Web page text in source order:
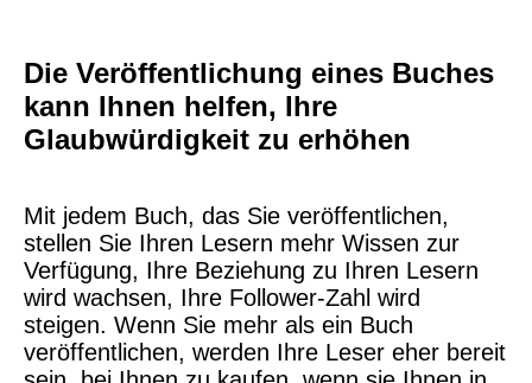
Die Veröffentlichung eines Buches
kann Ihnen helfen, Ihre
Glaubwürdigkeit zu erhöhen
Mit jedem Buch, das Sie veröffentlichen,
stellen Sie Ihren Lesern mehr Wissen zur
Verfügung, Ihre Beziehung zu Ihren Lesern
wird wachsen, Ihre Follower-Zahl wird
steigen. Wenn Sie mehr als ein Buch
veröffentlichen, werden Ihre Leser eher bereit